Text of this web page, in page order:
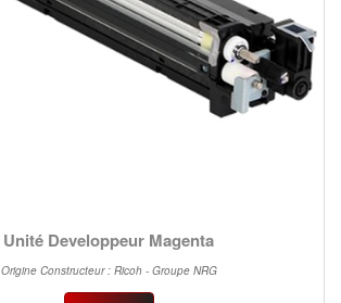
Unité Developpeur Magenta
Origine Constructeur : Ricoh - Groupe NRG